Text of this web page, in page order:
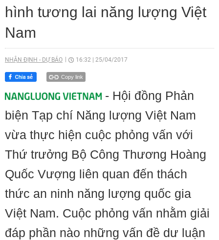
hình tương lai năng lượng Việt
Nam
NHẬN ĐỊNH - DỰ BÁO 16:32 25/04/2017
Copy link
- Hội đồng Phản
biện Tạp chí Năng lượng Việt Nam
vừa thực hiện cuộc phỏng vấn với
Thứ trưởng Bộ Công Thương Hoàng
Quốc Vượng liên quan đến thách
thức an ninh năng lượng quốc gia
Việt Nam. Cuộc phỏng vấn nhằm giải
đáp phần nào những vấn đề dư luận